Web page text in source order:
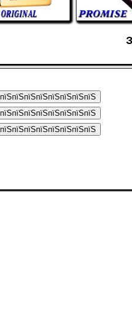
пїЅпїЅпїЅпїЅпїЅпїЅпїЅпїЅ
пїЅпїЅпїЅпїЅпїЅпїЅпїЅпїЅ
пїЅпїЅпїЅпїЅпїЅпїЅпїЅпїЅ